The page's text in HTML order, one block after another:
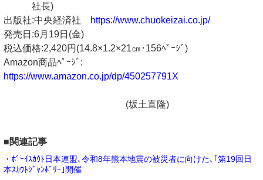
社長)
出版社:中央経済社
https://www.chuokeizai.co.jp/
発売⽇:6⽉19⽇(⾦)
税込価格:2,420円(14.8×1.2×21㎝･156ﾍﾟｰｼﾞ)
Amazon商品ﾍﾟｰｼﾞ:
https://www.amazon.co.jp/dp/450257791X
(坂土直隆)
■関連記事
・ﾎﾞｰｲｽｶｳﾄ日本連盟､令和8年熊本地震の被災者に向けた､｢第19回日
本ｽｶｳﾄｼﾞｬﾝﾎﾞﾘｰ｣開催